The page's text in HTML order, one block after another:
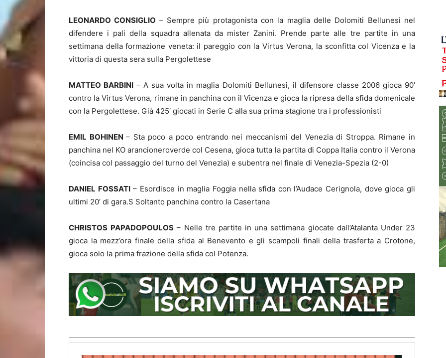
LEONARDO CONSIGLIO – Sempre più protagonista con la maglia delle Dolomiti Bellunesi nel
difendere i pali della squadra allenata da mister Zanini. Prende parte alle tre partite in una
settimana della formazione veneta: il pareggio con la Virtus Verona, la sconfitta col Vicenza e la
vittoria di questa sera sulla Pergolettese
MATTEO BARBINI – A sua volta in maglia Dolomiti Bellunesi, il difensore classe 2006 gioca 90′
contro la Virtus Verona, rimane in panchina con il Vicenza e gioca la ripresa della sfida domenicale
con la Pergolettese. Già 425′ giocati in Serie C alla sua prima stagione tra i professionisti
EMIL BOHINEN– Sta poco a poco entrando nei meccanismi del Venezia di Stroppa. Rimane in
panchina nel KO arancioneroverde col Cesena, gioca tutta la partita di Coppa Italia contro il Verona
(coincisa col passaggio del turno del Venezia) e subentra nel finale di Venezia-Spezia (2-0)
DANIEL FOSSATI– Esordisce in maglia Foggia nella sfida con l’Audace Cerignola, dove gioca gli
ultimi 20′ di gara.S Soltanto panchina contro la Casertana
CHRISTOS PAPADOPOULOS – Nelle tre partite in una settimana giocate dall’Atalanta Under 23
gioca la mezz’ora finale della sfida al Benevento e gli scampoli finali della trasferta a Crotone,
gioca solo la prima frazione della sfida col Potenza.